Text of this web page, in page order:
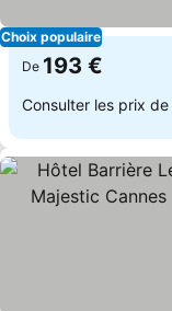
Choix populaire
De 193 €
Consulter les prix de